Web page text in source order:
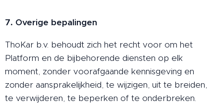
7. Overige bepalingen
ThoKar b.v. behoudt zich het recht voor om het
Platform en de bijbehorende diensten op elk
moment, zonder voorafgaande kennisgeving en
zonder aansprakelijkheid, te wijzigen, uit te breiden,
te verwijderen, te beperken of te onderbreken.